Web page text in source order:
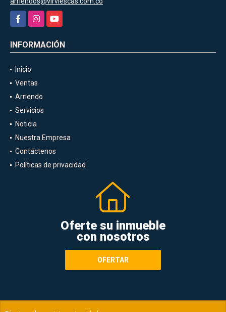
FacebookInstagramYouTube
INFORMACIÓN
Inicio
Ventas
Arriendo
Servicios
Noticia
Nuestra Empresa
Contáctenos
Políticas de privacidad
Oferte su inmueble
con nosotros
OFERTAR